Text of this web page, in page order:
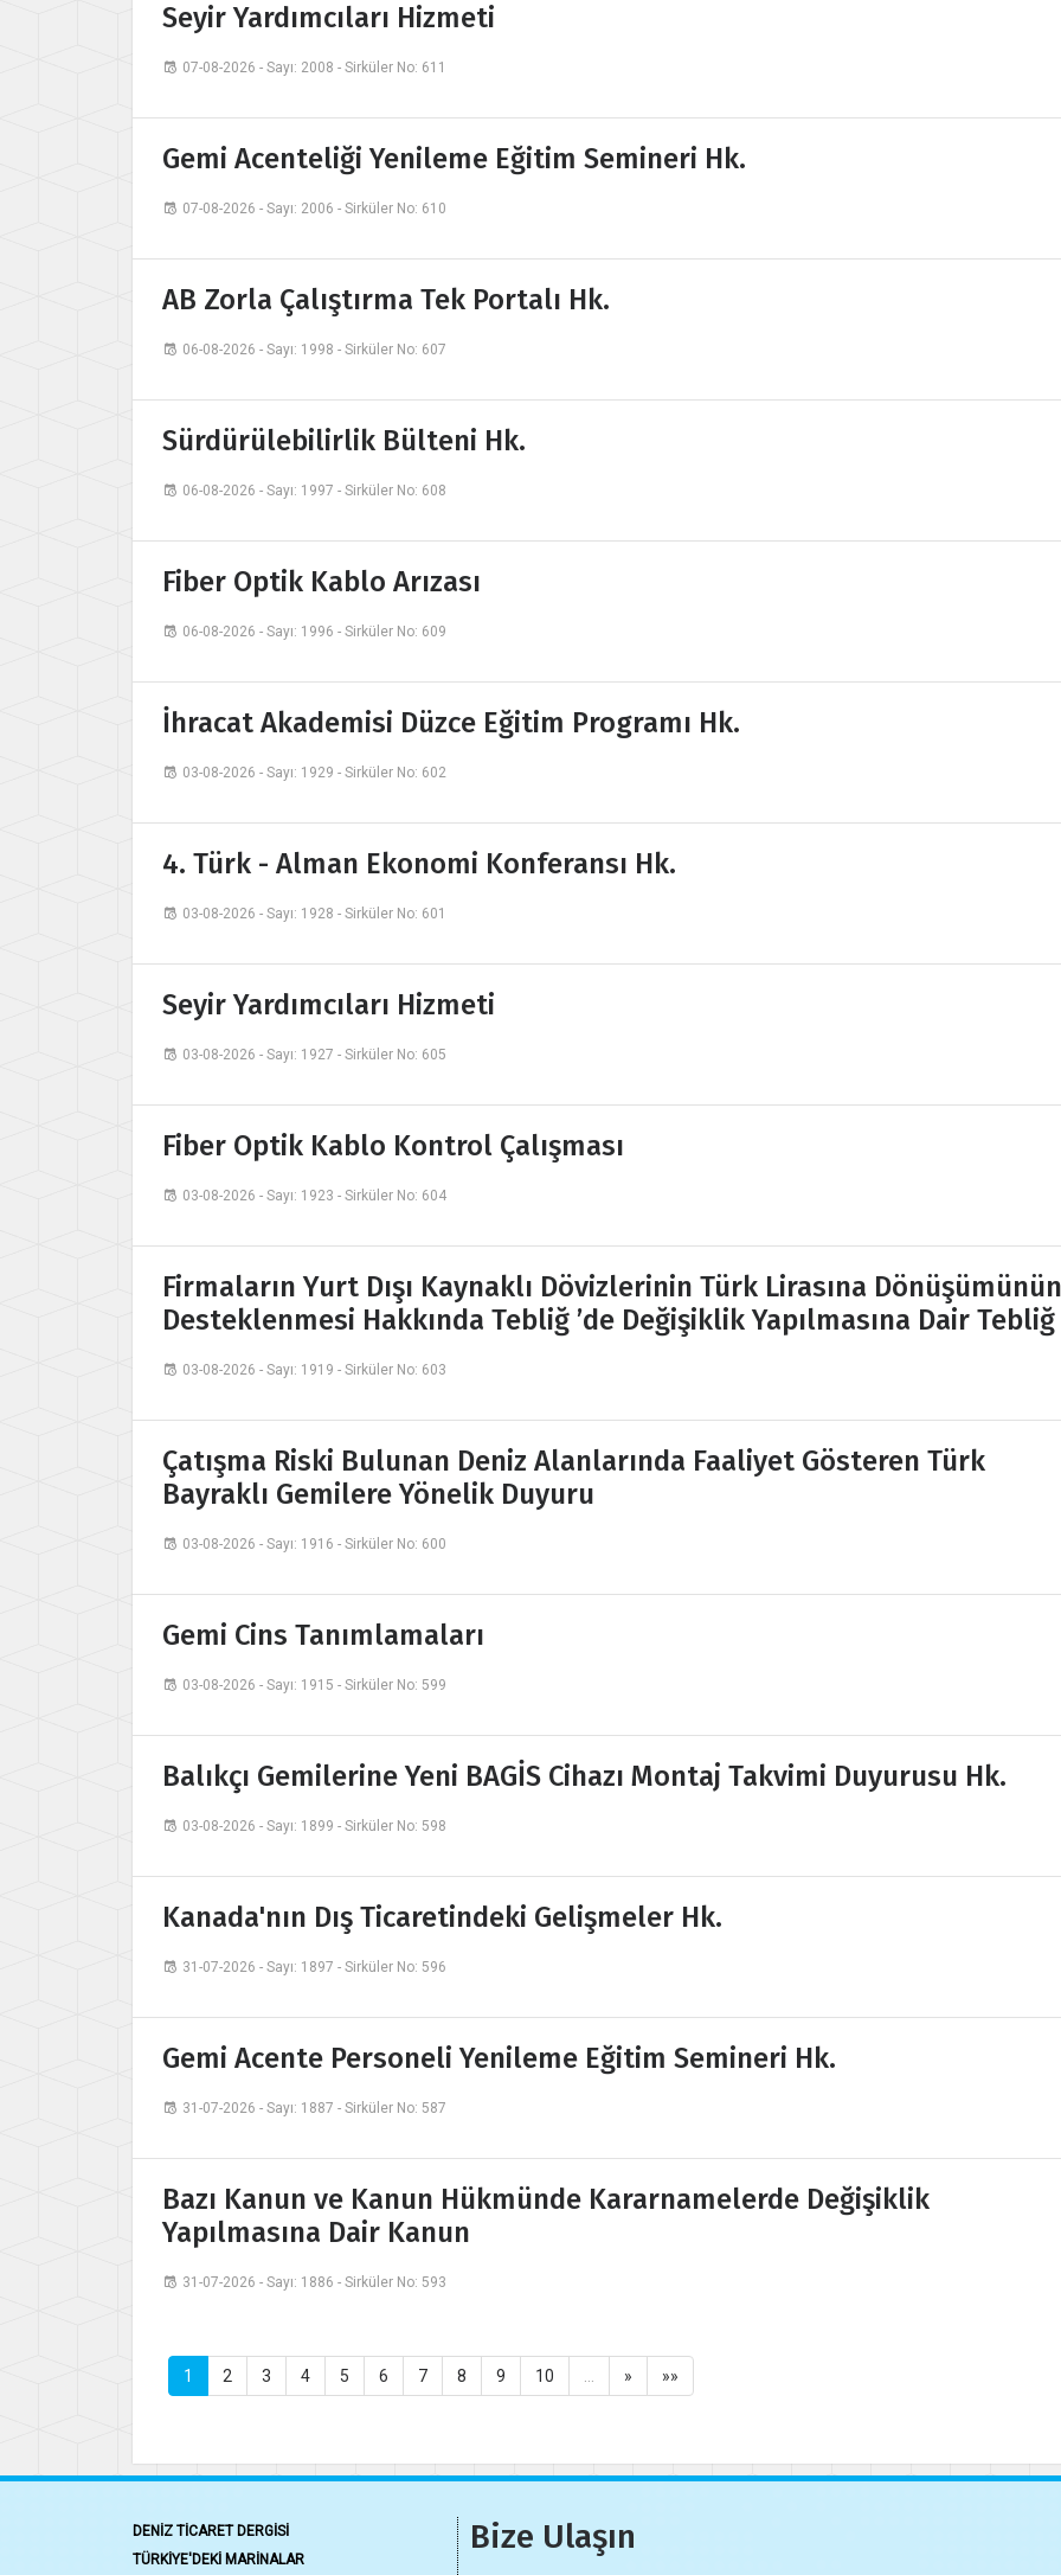
Seyir Yardımcıları Hizmeti
07-08-2026 - Sayı: 2008 - Sirküler No: 611
Gemi Acenteliği Yenileme Eğitim Semineri Hk.
07-08-2026 - Sayı: 2006 - Sirküler No: 610
AB Zorla Çalıştırma Tek Portalı Hk.
06-08-2026 - Sayı: 1998 - Sirküler No: 607
Sürdürülebilirlik Bülteni Hk.
06-08-2026 - Sayı: 1997 - Sirküler No: 608
Fiber Optik Kablo Arızası
06-08-2026 - Sayı: 1996 - Sirküler No: 609
İhracat Akademisi Düzce Eğitim Programı Hk.
03-08-2026 - Sayı: 1929 - Sirküler No: 602
4. Türk - Alman Ekonomi Konferansı Hk.
03-08-2026 - Sayı: 1928 - Sirküler No: 601
Seyir Yardımcıları Hizmeti
03-08-2026 - Sayı: 1927 - Sirküler No: 605
Fiber Optik Kablo Kontrol Çalışması
03-08-2026 - Sayı: 1923 - Sirküler No: 604
Firmaların Yurt Dışı Kaynaklı Dövizlerinin Türk Lirasına Dönüşümünün
Desteklenmesi Hakkında Tebliğ ’de Değişiklik Yapılmasına Dair Tebliğ
03-08-2026 - Sayı: 1919 - Sirküler No: 603
Çatışma Riski Bulunan Deniz Alanlarında Faaliyet Gösteren Türk
Bayraklı Gemilere Yönelik Duyuru
03-08-2026 - Sayı: 1916 - Sirküler No: 600
Gemi Cins Tanımlamaları
03-08-2026 - Sayı: 1915 - Sirküler No: 599
Balıkçı Gemilerine Yeni BAGİS Cihazı Montaj Takvimi Duyurusu Hk.
03-08-2026 - Sayı: 1899 - Sirküler No: 598
Kanada'nın Dış Ticaretindeki Gelişmeler Hk.
31-07-2026 - Sayı: 1897 - Sirküler No: 596
Gemi Acente Personeli Yenileme Eğitim Semineri Hk.
31-07-2026 - Sayı: 1887 - Sirküler No: 587
Bazı Kanun ve Kanun Hükmünde Kararnamelerde Değişiklik
Yapılmasına Dair Kanun
31-07-2026 - Sayı: 1886 - Sirküler No: 593
1 2 3 4 5 6 7 8 9 10 … » »»
DENİZ TİCARET DERGİSİ
TÜRKİYE'DEKİ MARİNALAR
Bize Ulaşın